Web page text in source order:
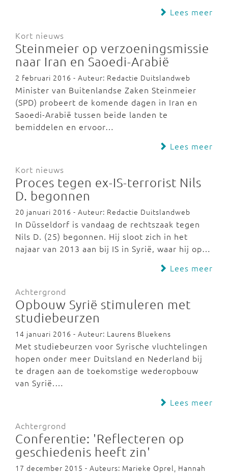
Lees meer
Kort nieuws
Steinmeier op verzoeningsmissie
naar Iran en Saoedi-Arabië
2 februari 2016 - Auteur: Redactie Duitslandweb
Minister van Buitenlandse Zaken Steinmeier
(SPD) probeert de komende dagen in Iran en
Saoedi-Arabië tussen beide landen te
bemiddelen en ervoor…
Lees meer
Kort nieuws
Proces tegen ex-IS-terrorist Nils
D. begonnen
20 januari 2016 - Auteur: Redactie Duitslandweb
In Düsseldorf is vandaag de rechtszaak tegen
Nils D. (25) begonnen. Hij sloot zich in het
najaar van 2013 aan bij IS in Syrië, waar hij op…
Lees meer
Achtergrond
Opbouw Syrië stimuleren met
studiebeurzen
14 januari 2016 - Auteur: Laurens Bluekens
Met studiebeurzen voor Syrische vluchtelingen
hopen onder meer Duitsland en Nederland bij
te dragen aan de toekomstige wederopbouw
van Syrië.…
Lees meer
Achtergrond
Conferentie: 'Reflecteren op
geschiedenis heeft zin'
17 december 2015 - Auteurs: Marieke Oprel, Hannah